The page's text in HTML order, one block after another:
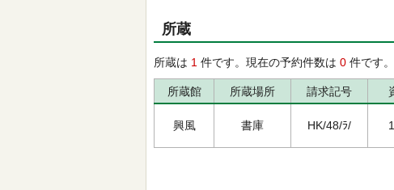
所蔵
所蔵は 1 件です。現在の予約件数は 0 件です。
所蔵館 所蔵場所 請求記号
興風 書庫 HK/48/ﾗ/